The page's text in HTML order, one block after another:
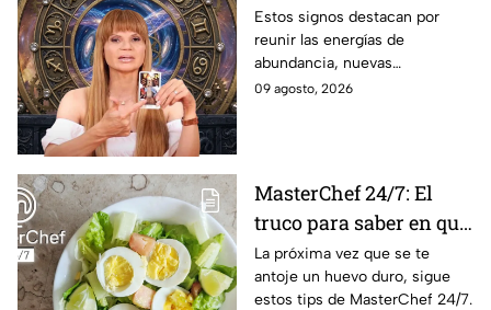
universo con suerte en
el dinero y el amor a
partir de hoy 9 de
agosto: los horóscopos
Estos signos destacan por
reunir las energías de
abundancia, nuevas
oportunidades, estabilidad
09 agosto, 2026
MasterChef 24/7: El
truco para saber en qué
momento está listo un
huevo cocido
La próxima vez que se te
antoje un huevo duro, sigue
estos tips de MasterChef 24/7.